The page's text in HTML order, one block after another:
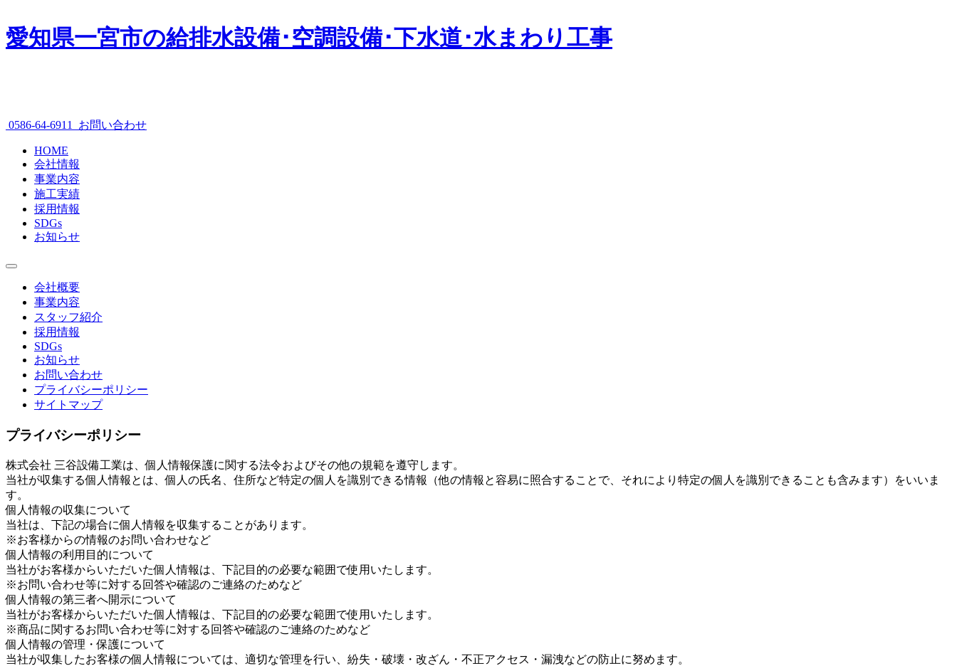
愛知県一宮市の給排水設備･空調設備･下水道･水まわり工事
0586-64-6911 お問い合わせ
HOME
会社情報
事業内容
施工実績
採用情報
SDGs
お知らせ
会社概要
事業内容
スタッフ紹介
採用情報
SDGs
お知らせ
お問い合わせ
プライバシーポリシー
サイトマップ
プライバシーポリシー
株式会社 三谷設備工業は、個人情報保護に関する法令およびその他の規範を遵守します。
当社が収集する個人情報とは、個人の氏名、住所など特定の個人を識別できる情報（他の情報と容易に照合することで、それにより特定の個人を識別できることも含みます）をいいま
す。
個人情報の収集について
当社は、下記の場合に個人情報を収集することがあります。
※お客様からの情報のお問い合わせなど
個人情報の利用目的について
当社がお客様からいただいた個人情報は、下記目的の必要な範囲で使用いたします。
※お問い合わせ等に対する回答や確認のご連絡のためなど
個人情報の第三者へ開示について
当社がお客様からいただいた個人情報は、下記目的の必要な範囲で使用いたします。
※商品に関するお問い合わせ等に対する回答や確認のご連絡のためなど
個人情報の管理・保護について
当社が収集したお客様の個人情報については、適切な管理を行い、紛失・破壊・改ざん・不正アクセス・漏洩などの防止に努めます。